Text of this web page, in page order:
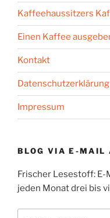
Kaffeehaussitzers
Einen Kaffee
Kontakt
Datenschutzerklärung
Impressum
BLOG VIA E-MAIL
Frischer Lesestoff: E-
jeden Monat drei bis